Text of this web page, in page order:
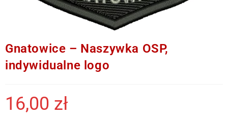
Gnatowice – Naszywka OSP,
indywidualne logo
16,00 zł